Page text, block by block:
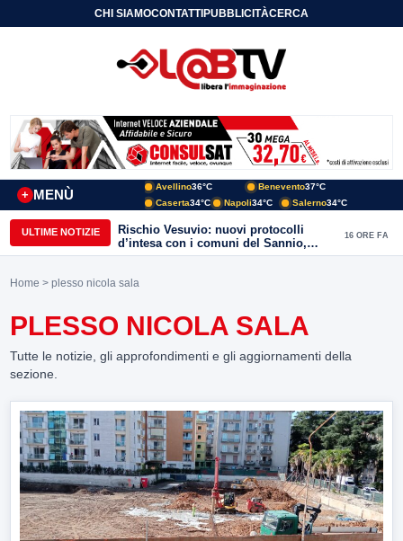
CHI SIAMOCONTATTIPUBBLICITÀCERCA
MENÙ
+
Avellino36°C Benevento37°C
Caserta34°C Napoli34°C Salerno34°C
ULTIME NOTIZIE
Rischio Vesuvio: nuovi protocolli
d’intesa con i comuni del Sannio,
firmato il protocollo con Arpaise
16 ORE FA
Home > plesso nicola sala
PLESSO NICOLA SALA
Tutte le notizie, gli approfondimenti e gli aggiornamenti della
sezione.